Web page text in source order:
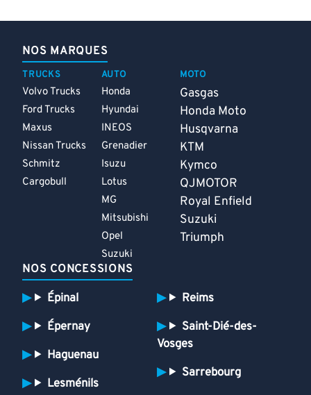
NOS MARQUES
TRUCKS
Volvo Trucks
Ford Trucks
Maxus
Nissan Trucks
Schmitz
Cargobull
AUTO
Honda
Hyundai
INEOS
Grenadier
Isuzu
Lotus
MG
Mitsubishi
Opel
Suzuki
MOTO
Gasgas
Honda Moto
Husqvarna
KTM
Kymco
QJMOTOR
Royal Enfield
Suzuki
Triumph
NOS CONCESSIONS
Épinal
Épernay
Haguenau
Lesménils
Reims
Saint-Dié-des-
Vosges
Sarrebourg